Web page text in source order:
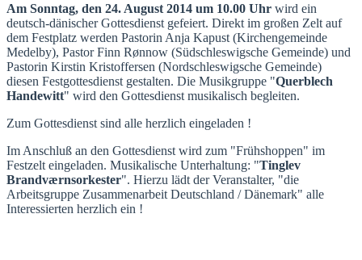
Am Sonntag, den 24. August 2014 um 10.00 Uhr wird ein
deutsch-dänischer Gottesdienst gefeiert. Direkt im großen Zelt auf
dem Festplatz werden Pastorin Anja Kapust (Kirchengemeinde
Medelby), Pastor Finn Rønnow (Südschleswigsche Gemeinde) und
Pastorin Kirstin Kristoffersen (Nordschleswigsche Gemeinde)
diesen Festgottesdienst gestalten. Die Musikgruppe "Querblech
Handewitt" wird den Gottesdienst musikalisch begleiten.
Zum Gottesdienst sind alle herzlich eingeladen !
Im Anschluß an den Gottesdienst wird zum "Frühshoppen" im
Festzelt eingeladen. Musikalische Unterhaltung: "Tinglev
Brandværnsorkester". Hierzu lädt der Veranstalter, "die
Arbeitsgruppe Zusammenarbeit Deutschland / Dänemark" alle
Interessierten herzlich ein !